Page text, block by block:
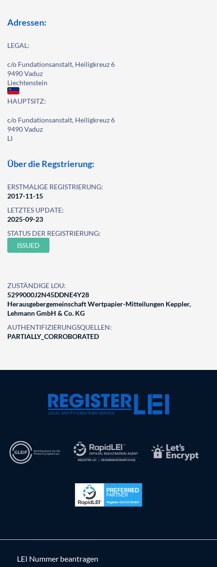
Adressen:
LEGAL:
c/o Fundationsanstalt, Heiligkreuz 6
9490 Vaduz
Liechtenstein
HAUPTSITZ:
c/o Fundationsanstalt, Heiligkreuz 6
9490 Vaduz
LI
Über die Regstrierung:
ERSTMALIGE REGISTRIERUNG:
2017-11-15
LETZTES UPDATE:
2025-09-23
STATUS DER REGISTRIERUNG:
ISSUED
ZUSTÄNDIGE LOU:
5299000J2N45DDNE4Y28
Herausgebergemeinschaft Wertpapier-Mitteilungen Keppler,
Lehmann GmbH & Co. KG
AUTHENTIFIZIERUNGSQUELLEN:
PARTIALLY_CORROBORATED
LEI Nummer beantragen